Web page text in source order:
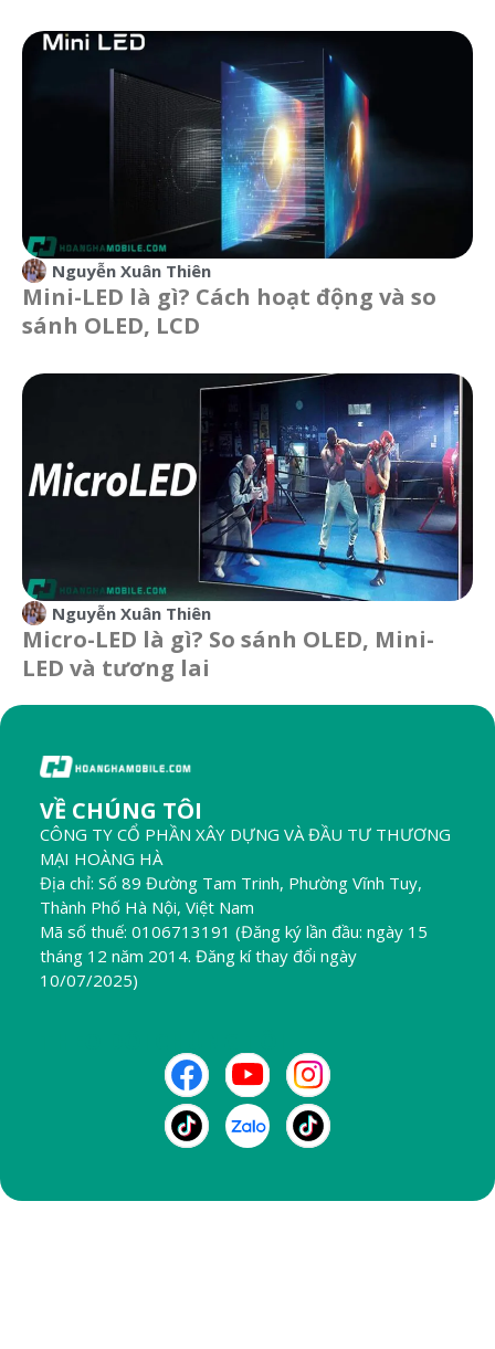
Nguyễn Xuân Thiên
Mini-LED là gì? Cách hoạt động và so
sánh OLED, LCD
Nguyễn Xuân Thiên
Micro-LED là gì? So sánh OLED, Mini-
LED và tương lai
VỀ CHÚNG TÔI
CÔNG TY CỔ PHẦN XÂY DỰNG VÀ ĐẦU TƯ THƯƠNG
MẠI HOÀNG HÀ
Địa chỉ: Số 89 Đường Tam Trinh, Phường Vĩnh Tuy,
Thành Phố Hà Nội, Việt Nam
Mã số thuế: 0106713191 (Đăng ký lần đầu: ngày 15
tháng 12 năm 2014. Đăng kí thay đổi ngày
10/07/2025)